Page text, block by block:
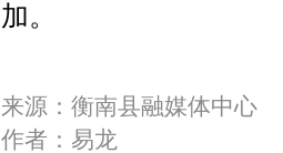
加。
来源：衡南县融媒体中心
作者：易龙